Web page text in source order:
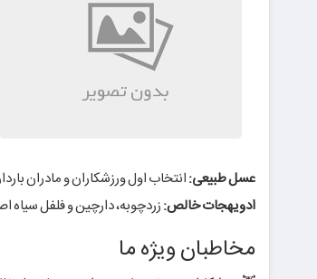
عسل طبیعی:انتخاب اول ورزشکاران و مادران
ادویهجات خالص:زردچوبه، دارچین و فلفل سیاه
مخاطبان ویژه ما